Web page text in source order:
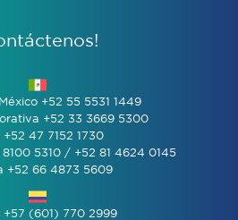
+52 55 5531 1449
+52 33 3669 5300
+52 47 7152 1730
8100 5310 / +52 81 4624 0145
+52 66 4873 5609
+57 (601) 770 2999